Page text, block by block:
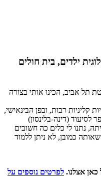
ילדים, בית חולים
תל אביב, הכינו אותי בצורה
קליניות רבות, ובפן הבינאישי,
(דינה-בלינסון)
נתנו לי כלים כה חשובים
כמובן, לא ניתן ללמוד
אצלנו. לפרטים נוספים על